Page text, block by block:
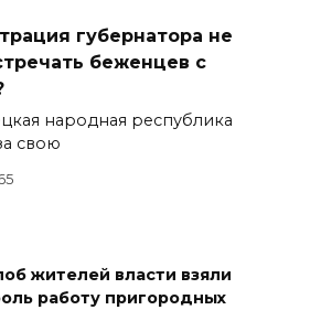
губернатора не
беженцев с
народная республика
свою
жителей власти взяли
работу пригородных